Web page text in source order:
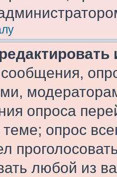
опроса
опрос
любой из